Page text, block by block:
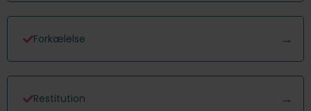
Forkælelse
Restitution